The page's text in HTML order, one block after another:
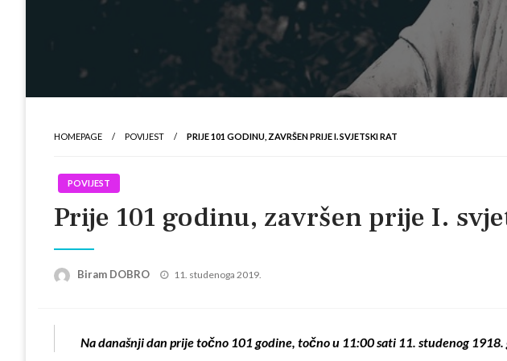
HOMEPAGE POVIJEST PRIJE 101 GODINU, ZAVRŠEN PRIJE I. SVJETSKI RAT
POVIJEST
Prije 101 godinu, završen prije I.
Biram DOBRO
Posted
11. studenoga 2019.
Na današnji dan prije točno 101 godine, točno u 11:00 sati 11. studenog